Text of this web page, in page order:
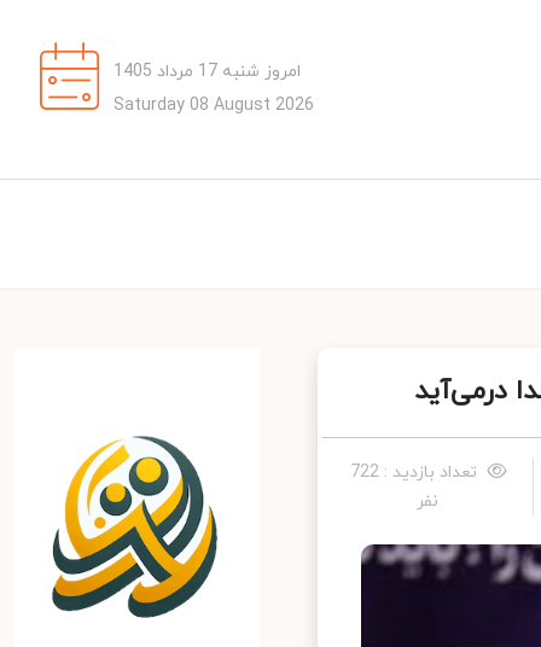
امروز شنبه 17 مرداد 1405
Saturday 08 August 2026
درمی‌آید
تعداد بازدید : 722
نفر